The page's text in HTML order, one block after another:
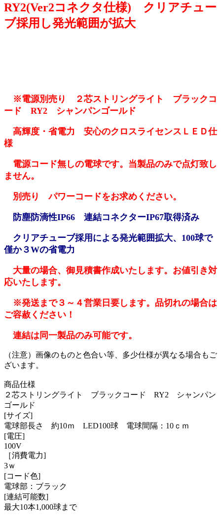
RY2(Ver2コネクタ仕様) クリアチュー
ブ採用し発光範囲が拡大
※電源別売り ２芯ストリングライト ブラックコ
ード RY2 シャンパンゴールド
高輝度・省電力 安心のクロスライセンスＬＥＤ仕
様
電源コード無しの電球です。当製品のみで点灯致し
ません。
別売り パワーコードをお求めください。
防塵防滴性IP66 連結コネクターIP67取得済み
クリアチューブ採用による発光範囲拡大、100球で
僅か３Wの省電力
大量の場合、御見積書作成いたします。お値引き対
応いたします。
※発送まで３～４営業日要します。品切れの場合は
ご容赦ください！
連結は同一製品のみ可能です。
（注意）画像のものと色合い等、多少仕様が異なる場合もご
ざいます。
商品仕様
２芯ストリングライト ブラックコード RY2 シャンパン
ゴールド
[サイズ]
電球部長さ 約10ｍ LED100球 電球間隔：10ｃｍ
[電圧]
100V
［消費電力]
3ｗ
[コード色]
電球部：ブラック
[連結可能数]
最大10本1,000球まで